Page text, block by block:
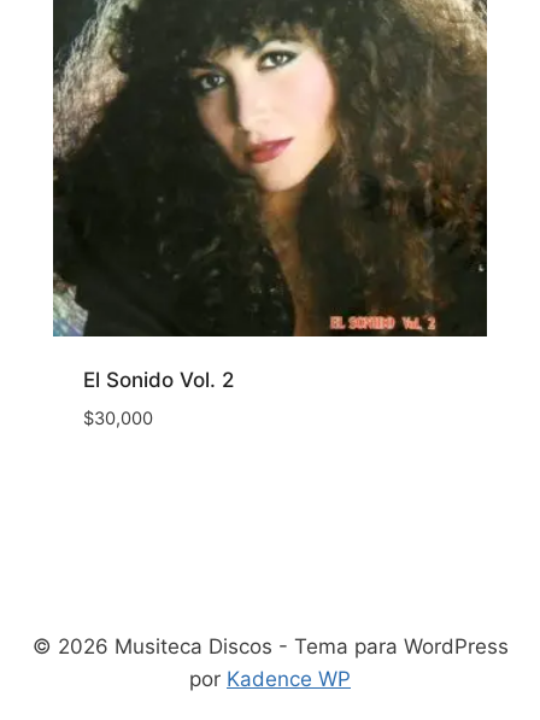
El Sonido Vol. 2
$30,000
© 2026 Musiteca Discos - Tema para WordPress
por Kadence WP